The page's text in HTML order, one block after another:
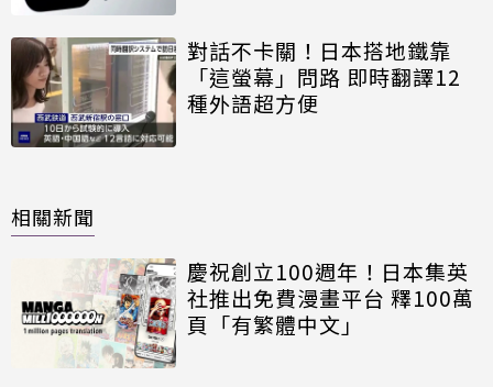
對話不卡關！日本搭地鐵靠
「這螢幕」問路 即時翻譯12
種外語超方便
相關新聞
慶祝創立100週年！日本集英
社推出免費漫畫平台 釋100萬
頁「有繁體中文」